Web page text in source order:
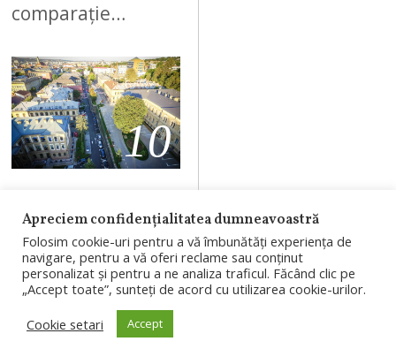
comparație…
10
Spitalul
Județean de
Urgență Cluj
face angajări.
76 de posturi
Apreciem confidențialitatea dumneavoastră
Folosim cookie-uri pentru a vă îmbunătăți experiența de
navigare, pentru a vă oferi reclame sau conținut
personalizat și pentru a ne analiza traficul. Făcând clic pe
„Accept toate”, sunteți de acord cu utilizarea cookie-urilor.
Cookie setari
Accept